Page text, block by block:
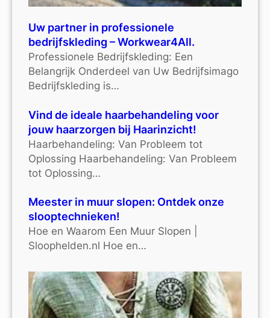
Uw partner in professionele
bedrijfskleding – Workwear4All.
Professionele Bedrijfskleding: Een
Belangrijk Onderdeel van Uw Bedrijfsimago
Bedrijfskleding is…
Vind de ideale haarbehandeling voor
jouw haarzorgen bij Haarinzicht!
Haarbehandeling: Van Probleem tot
Oplossing Haarbehandeling: Van Probleem
tot Oplossing…
Meester in muur slopen: Ontdek onze
slooptechnieken!
Hoe en Waarom Een Muur Slopen |
Sloophelden.nl Hoe en…